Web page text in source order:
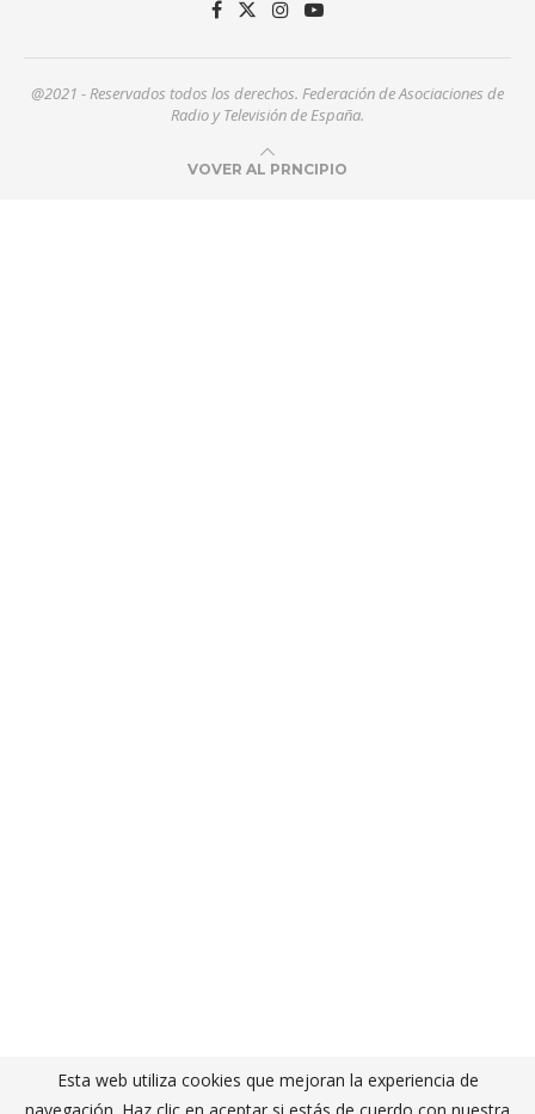
@2021 - Reservados todos los derechos. Federación de Asociaciones de
Radio y Televisión de España.
VOVER AL PRNCIPIO
Esta web utiliza cookies que mejoran la experiencia de